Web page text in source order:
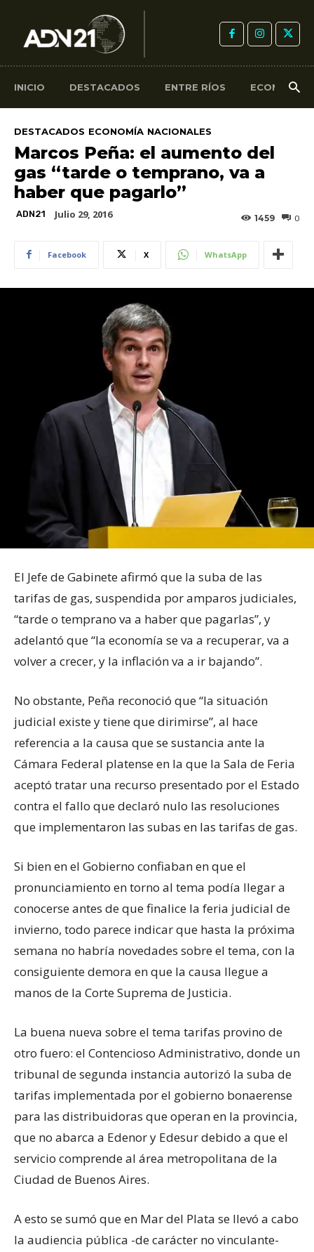
INICIO DESTACADOS ENTRE RÍOS ECONOMÍA
DESTACADOS ECONOMÍA NACIONALES
Marcos Peña: el aumento del
gas “tarde o temprano, va a
haber que pagarlo”
ADN21 Julio 29, 2016 0
1459
Facebook X WhatsApp
El Jefe de Gabinete afirmó que la suba de las
tarifas de gas, suspendida por amparos judiciales,
“tarde o temprano va a haber que pagarlas”, y
adelantó que “la economía se va a recuperar, va a
volver a crecer, y la inflación va a ir bajando”.
No obstante, Peña reconoció que “la situación
judicial existe y tiene que dirimirse”, al hace
referencia a la causa que se sustancia ante la
Cámara Federal platense en la que la Sala de Feria
aceptó tratar una recurso presentado por el Estado
contra el fallo que declaró nulo las resoluciones
que implementaron las subas en las tarifas de gas.
Si bien en el Gobierno confiaban en que el
pronunciamiento en torno al tema podía llegar a
conocerse antes de que finalice la feria judicial de
invierno, todo parece indicar que hasta la próxima
semana no habría novedades sobre el tema, con la
consiguiente demora en que la causa llegue a
manos de la Corte Suprema de Justicia.
La buena nueva sobre el tema tarifas provino de
otro fuero: el Contencioso Administrativo, donde un
tribunal de segunda instancia autorizó la suba de
tarifas implementada por el gobierno bonaerense
para las distribuidoras que operan en la provincia,
que no abarca a Edenor y Edesur debido a que el
servicio comprende al área metropolitana de la
Ciudad de Buenos Aires.
A esto se sumó que en Mar del Plata se llevó a cabo
la audiencia pública -de carácter no vinculante-